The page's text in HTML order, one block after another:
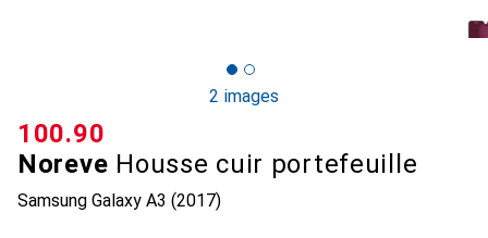
2 images
Noreve Housse cuir portefeuille
Samsung Galaxy A3 (2017)
CHF
100.90